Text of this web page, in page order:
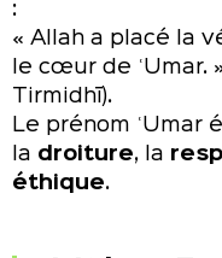
:
« Allah a placé la
le cœur de ʿUmar.
Tirmidhī).
Le prénom ʿUmar
la droiture, la
éthique.